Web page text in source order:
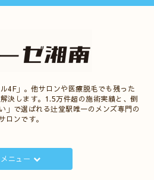
4F」。他サロンや医療脱毛でも残った
決します。1.5万件超の施術実績と、倒
」で選ばれる辻堂駅唯一のメンズ専門の
ロンです。
メニュー